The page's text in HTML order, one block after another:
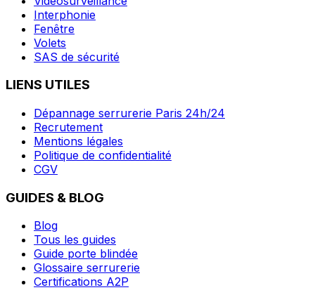
Interphonie
Fenêtre
Volets
SAS de sécurité
LIENS UTILES
Dépannage serrurerie Paris 24h/24
Recrutement
Mentions légales
Politique de confidentialité
CGV
GUIDES & BLOG
Blog
Tous les guides
Guide porte blindée
Glossaire serrurerie
Certifications A2P